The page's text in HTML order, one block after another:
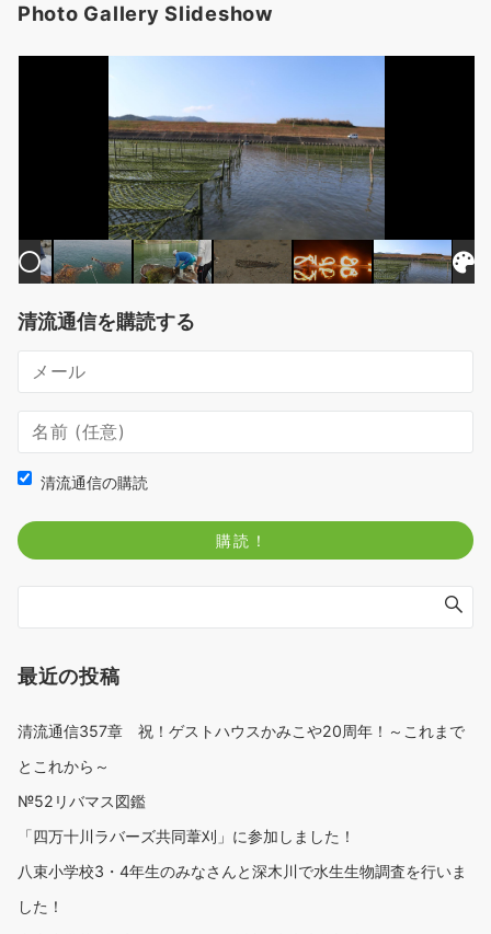
Photo Gallery Slideshow
清流通信を購読する
清流通信の購読
最近の投稿
清流通信357章 祝！ゲストハウスかみこや20周年！～これまで
とこれから～
№52リバマス図鑑
「四万十川ラバーズ共同葦刈」に参加しました！
八束小学校3・4年生のみなさんと深木川で水生生物調査を行いま
した！